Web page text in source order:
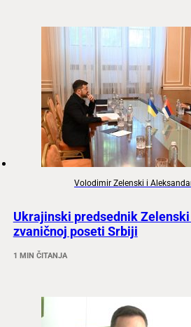
Volodimir Zelenski i
Ukrajinski predsednik Zelenski
zvaničnoj poseti Srbiji
1 MIN ČITANJA